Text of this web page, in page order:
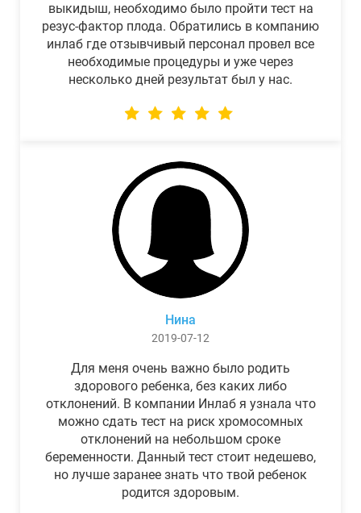
выкидыш, необходимо было пройти тест на
резус-фактор плода. Обратились в компанию
инлаб где отзывчивый персонал провел все
необходимые процедуры и уже через
несколько дней результат был у нас.
Нина
2019-07-12
Для меня очень важно было родить
здорового ребенка, без каких либо
отклонений. В компании Инлаб я узнала что
можно сдать тест на риск хромосомных
отклонений на небольшом сроке
беременности. Данный тест стоит недешево,
но лучше заранее знать что твой ребенок
родится здоровым.